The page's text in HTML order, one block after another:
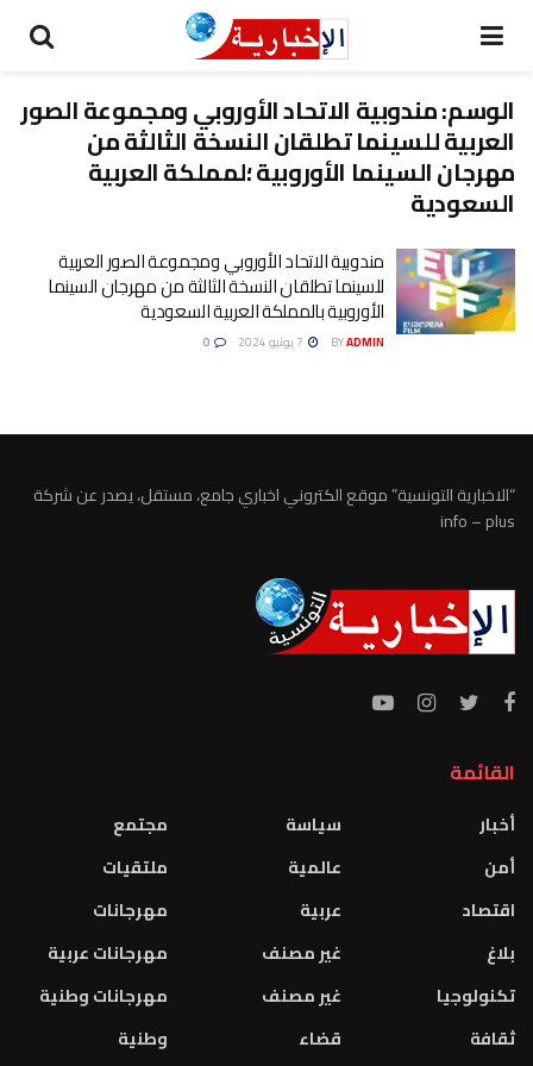
الوسم:مندوبية الاتحاد الأوروبي ومجموعة الصور
العربية للسينما تطلقان النسخة الثالثة من
مهرجان السينما الأوروبية ؛لمملكة العربية
السعودية
مندوبية الاتحاد الأوروبي ومجموعة الصور العربية
للسينما تطلقان النسخة الثالثة من مهرجان السينما
الأوروبية بالمملكة العربية السعودية
BYADMIN
“الاخبارية التونسية” موقع الكتروني اخباري جامع، مستقل، يصدر عن شركة
info – plus
القائمة
أخبار
أمن
اقتصاد
بلاغ
تكنولوجيا
ثقافة
سياسة
عالمية
عربية
غير مصنف
غير مصنف
قضاء
مجتمع
ملتقيات
مهرجانات
مهرجانات عربية
مهرجانات وطنية
وطنية